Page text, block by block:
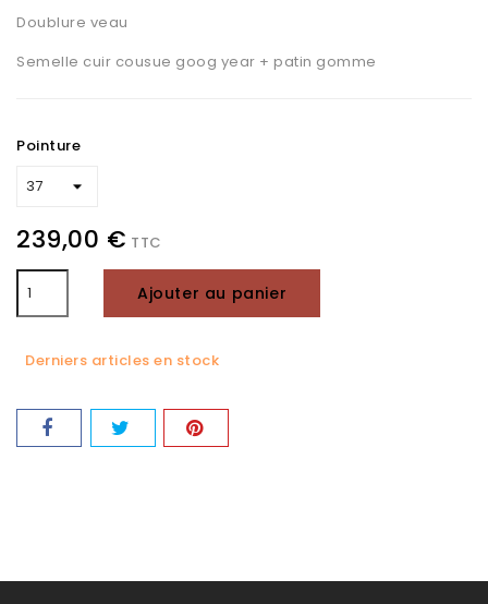
Doublure veau
Semelle cuir cousue goog year + patin gomme
Pointure
239,00 € TTC
Ajouter au panier
Derniers articles en stock